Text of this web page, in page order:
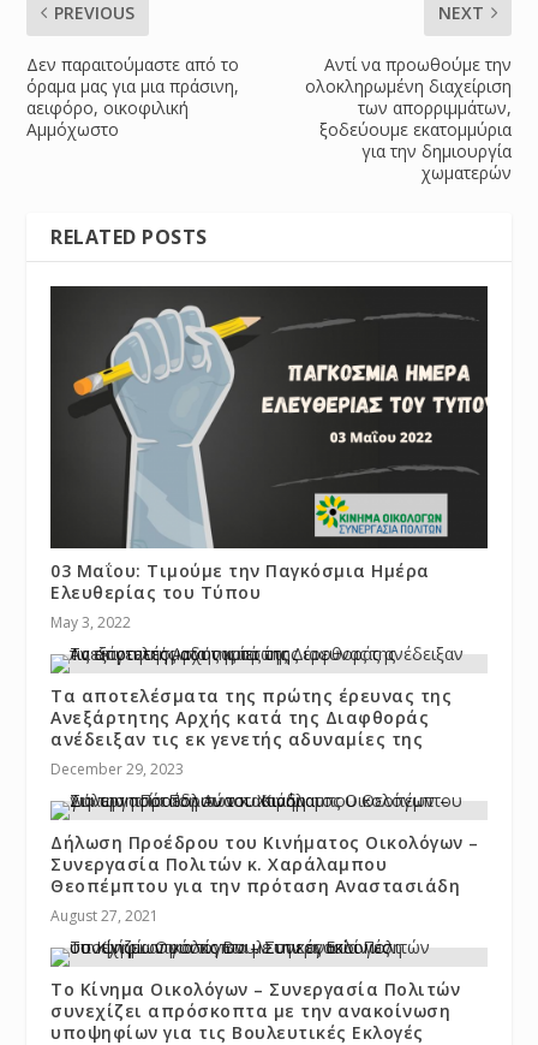
PREVIOUS
Δεν παραιτούμαστε από το
όραμα μας για μια πράσινη,
αειφόρο, οικοφιλική
Αμμόχωστο
NEXT
Αντί να προωθούμε την
ολοκληρωμένη διαχείριση
των απορριμμάτων,
ξοδεύουμε εκατομμύρια
για την δημιουργία
χωματερών
RELATED POSTS
03 Μαΐου: Τιμούμε την Παγκόσμια Ημέρα
Ελευθερίας του Τύπου
May 3, 2022
Τα αποτελέσματα της πρώτης έρευνας της
Ανεξάρτητης Αρχής κατά της Διαφθοράς
ανέδειξαν τις εκ γενετής αδυναμίες της
December 29, 2023
Δήλωση Προέδρου του Κινήματος Οικολόγων –
Συνεργασία Πολιτών κ. Χαράλαμπου
Θεοπέμπτου για την πρόταση Αναστασιάδη
August 27, 2021
Το Κίνημα Οικολόγων – Συνεργασία Πολιτών
συνεχίζει απρόσκοπτα με την ανακοίνωση
υποψηφίων για τις Βουλευτικές Εκλογές